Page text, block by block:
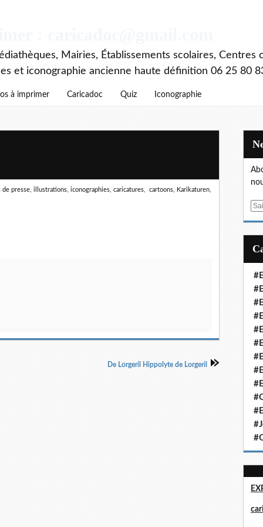
Mairies, Établissements scolaires, Centres
et iconographie ancienne haute définition 06 25 80
à imprimer Caricadoc Quiz Iconographie
presse, illustrations, iconographies, caricatures, cartoons, Karikaturen,
De Lorgeril Hippolyte de Lorgeril
E